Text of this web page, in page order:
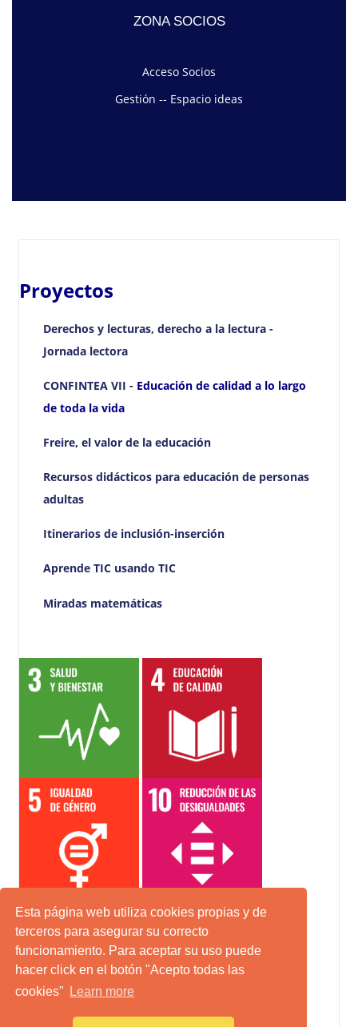
Esta página web utiliza cookies propias y de
terceros para asegurar su correcto
funcionamiento. Para aceptar su uso puede
hacer click en el botón "Acepto todas las
cookies"
Learn more
ZONA SOCIOS
Acceso Socios
Gestión -- Espacio ideas
Proyectos
Derechos y lecturas, derecho a la lectura -
Jornada lectora
CONFINTEA VII - Educación de calidad a lo largo
de toda la vida
Freire, el valor de la educación
Recursos didácticos para educación de personas
adultas
Itinerarios de inclusión-inserción
Aprende TIC usando TIC
Miradas matemáticas